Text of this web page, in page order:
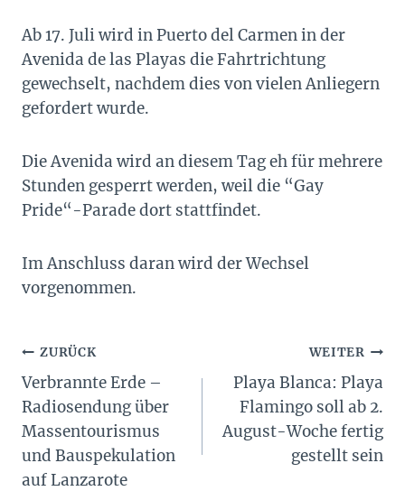
Ab 17. Juli wird in Puerto del Carmen in der
Avenida de las Playas die Fahrtrichtung
gewechselt, nachdem dies von vielen Anliegern
gefordert wurde.
Die Avenida wird an diesem Tag eh für mehrere
Stunden gesperrt werden, weil die “Gay
Pride“-Parade dort stattfindet.
Im Anschluss daran wird der Wechsel
vorgenommen.
Beitragsnavigation
ZURÜCK
Verbrannte Erde –
Radiosendung über
Massentourismus
und Bauspekulation
auf Lanzarote
WEITER
Playa Blanca: Playa
Flamingo soll ab 2.
August-Woche fertig
gestellt sein